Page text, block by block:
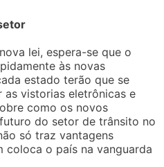
lei, espera-se que o
às novas
estado terão que se
as vistorias eletrônicas e
como os novos
do setor de trânsito no
só traz vantagens
coloca o país na vanguarda